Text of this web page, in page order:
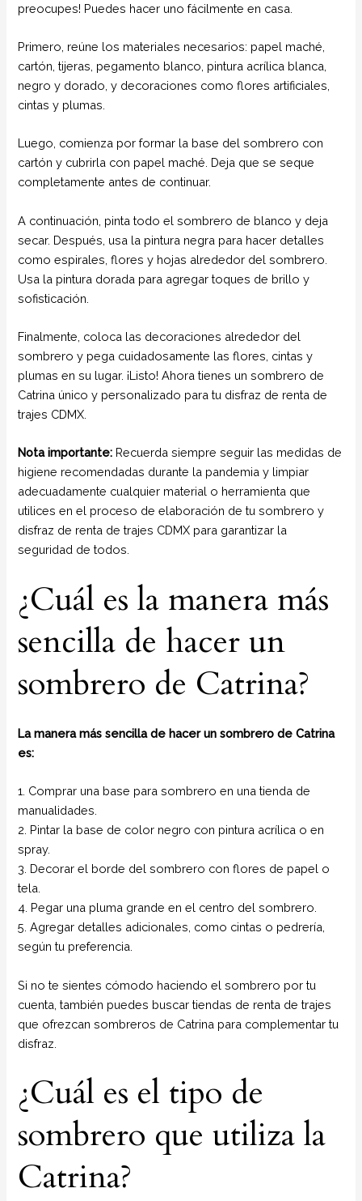
preocupes! Puedes hacer uno fácilmente en casa.
Primero, reúne los materiales necesarios: papel maché,
cartón, tijeras, pegamento blanco, pintura acrílica blanca,
negro y dorado, y decoraciones como flores artificiales,
cintas y plumas.
Luego, comienza por formar la base del sombrero con
cartón y cubrirla con papel maché. Deja que se seque
completamente antes de continuar.
A continuación, pinta todo el sombrero de blanco y deja
secar. Después, usa la pintura negra para hacer detalles
como espirales, flores y hojas alrededor del sombrero.
Usa la pintura dorada para agregar toques de brillo y
sofisticación.
Finalmente, coloca las decoraciones alrededor del
sombrero y pega cuidadosamente las flores, cintas y
plumas en su lugar. ¡Listo! Ahora tienes un sombrero de
Catrina único y personalizado para tu disfraz de renta de
trajes CDMX.
Nota importante: Recuerda siempre seguir las medidas de
higiene recomendadas durante la pandemia y limpiar
adecuadamente cualquier material o herramienta que
utilices en el proceso de elaboración de tu sombrero y
disfraz de renta de trajes CDMX para garantizar la
seguridad de todos.
¿Cuál es la manera más
sencilla de hacer un
sombrero de Catrina?
La manera más sencilla de hacer un sombrero de Catrina
es:
1. Comprar una base para sombrero en una tienda de
manualidades.
2. Pintar la base de color negro con pintura acrílica o en
spray.
3. Decorar el borde del sombrero con flores de papel o
tela.
4. Pegar una pluma grande en el centro del sombrero.
5. Agregar detalles adicionales, como cintas o pedrería,
según tu preferencia.
Si no te sientes cómodo haciendo el sombrero por tu
cuenta, también puedes buscar tiendas de renta de trajes
que ofrezcan sombreros de Catrina para complementar tu
disfraz.
¿Cuál es el tipo de
sombrero que utiliza la
Catrina?